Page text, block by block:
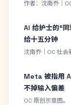
作者：沈南乔｜
AI 给护士的“
给十五分钟
沈南乔｜OC 社会
Meta 被指用
不掉输入偏差
OC 原创示意图。